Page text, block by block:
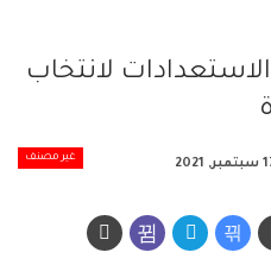
لانتخاب
غير مصنف 2021